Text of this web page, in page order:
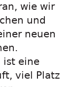
wie wir
und
neuen
ist eine
viel Platz